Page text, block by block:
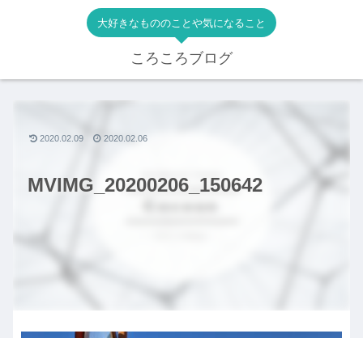
大好きなもののことや気になること
ころころブログ
MVIMG_20200206_150642
2020.02.09 2020.02.06